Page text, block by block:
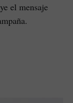
el mensaje